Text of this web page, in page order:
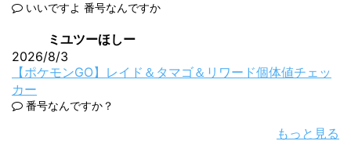
いいですよ 番号なんですか
ミユツーほしー
2026/8/3
【ポケモンGO】レイド＆タマゴ＆リワード個体値チェッ
カー
番号なんですか？
もっと見る